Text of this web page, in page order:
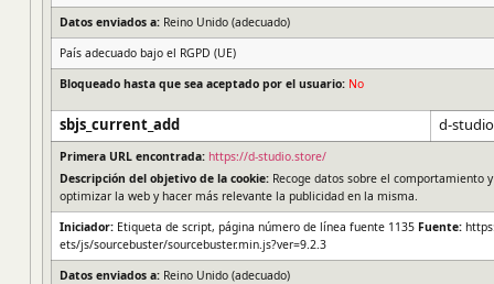
Datos enviados a: Reino Unido (adecuado)
País adecuado bajo el RGPD (UE)
Bloqueado hasta que sea aceptado por el usuario: No
sbjs_current_add d-
Primera URL encontrada: https://d-studio.store/
Descripción del objetivo de la cookie: Recoge datos sobre el comportamiento
optimizar la web y hacer más relevante la publicidad en la misma.
Iniciador: Etiqueta de script, página número de línea fuente 1135 Fuente:
ets/js/sourcebuster/sourcebuster.min.js?ver=9.2.3
Datos enviados a: Reino Unido (adecuado)